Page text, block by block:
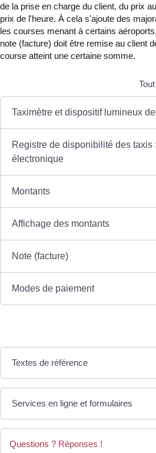
de la prise en charge du client, du prix
prix de l'heure. À cela s'ajoute des
les courses menant à certains
note (facture) doit être remise au client
course atteint une certaine somme.
Taximètre et dispositif lumineux
Registre de disponibilité des taxis
électronique
Montants
Affichage des montants
Note (facture)
Modes de paiement
Textes de référence
Services en ligne et formulaires
Questions ? Réponses !